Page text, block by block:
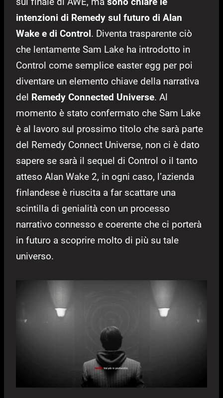
intenzioni di Remedy sul futuro di Alan
Wake e di Control. Diventa trasparente ciò
che lentamente Sam Lake ha introdotto in
Control come semplice easter egg per poi
diventare un elemento chiave della narrativa
del Remedy Connected Universe. Al
momento è stato confermato che Sam Lake
è al lavoro sul prossimo titolo che sarà parte
del Remedy Connect Universe, non ci è dato
sapere se sarà il sequel di Control o il tanto
atteso Alan Wake 2, in ogni caso, l’azienda
finlandese è riuscita a far scattare una
scintilla di genialità con un processo
narrativo connesso e coerente che ci porterà
in futuro a scoprire molto di più su tale
universo.